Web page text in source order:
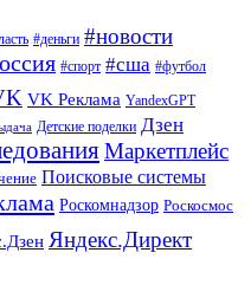
#деньги #новости
#спорт #сша #футбол
VK Реклама YandexGPT
Детские поделки Дзен
Маркетплейс
Поисковые системы
Роскомнадзор Роскосмос
Яндекс.Директ